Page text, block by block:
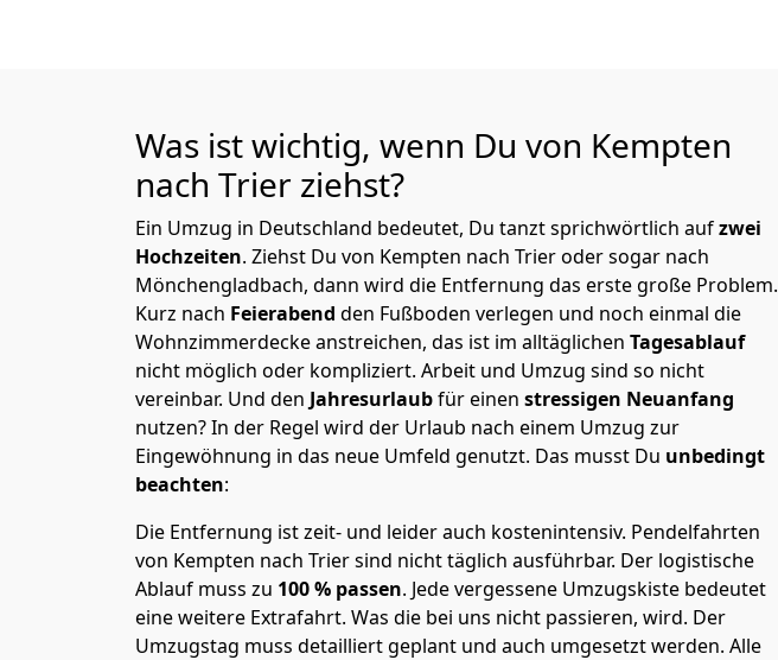
Was ist wichtig, wenn Du von Kempten
nach Trier ziehst?
Ein Umzug in Deutschland bedeutet, Du tanzt sprichwörtlich aufzwei
Hochzeiten. Ziehst Du von Kempten nach Trier oder sogar nach
Mönchen­gladbach, dann wird die Entfernung das erste große Problem.
Kurz nach Feierabend den Fußboden verlegen und noch einmal die
Wohnzimmerdecke anstreichen, das ist im alltäglichen Tagesablauf
nicht möglich oder kompliziert. Arbeit und Umzug sind so nicht
vereinbar. Und den Jahresurlaubfür einen stressigen Neuanfang
nutzen? In der Regel wird der Urlaub nach einem Umzug zur
Eingewöhnung in das neue Umfeld genutzt. Das musst Du unbedingt
beachten:
Die Entfernung ist zeit- und leider auch kostenintensiv. Pendelfahrten
von Kempten nach Trier sind nicht täglich ausführbar. Der logistische
Ablauf muss zu 100 % passen. Jede vergessene Umzugskiste bedeutet
eine weitere Extrafahrt. Was die bei uns nicht passieren, wird. Der
Umzugstag muss detailliert geplant und auch umgesetzt werden. Alle